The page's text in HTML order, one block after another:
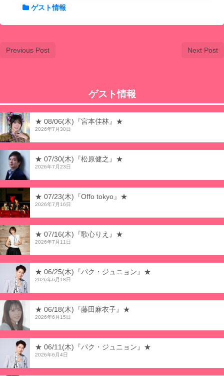
ゲスト情報
Previous Post Next Post
ゲスト情報
★ 08/06(木)『宮本佳林』★
2026年7月30日
★ 07/30(木)『松原健之』★
2026年7月23日
★ 07/23(木)『Offo tokyo』★
2026年7月16日
★ 07/16(木)『歌心りえ』★
2026年7月11日
★ 06/25(木)『パク・ジュニョン』★
2026年6月18日
★ 06/18(木)『藤田麻衣子』★
2026年6月15日
★ 06/11(木)『パク・ジュニョン』★
2026年6月4日